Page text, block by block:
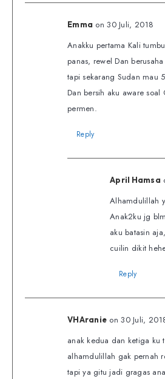
Emma on 30 Juli, 2018
Anakku pertama Kali
panas, rewel Dan
tapi sekarang Sudan mau
Dan bersih aku aware
permen.
Reply
April Hamsa
Alhamdulillah
Anak2ku jg
aku batasin
cuilin dikit
Reply
VHAranie on 30 Juli,
anak kedua dan ketiga ku
alhamdulillah gak pernah
tapi ya gitu jadi gragas